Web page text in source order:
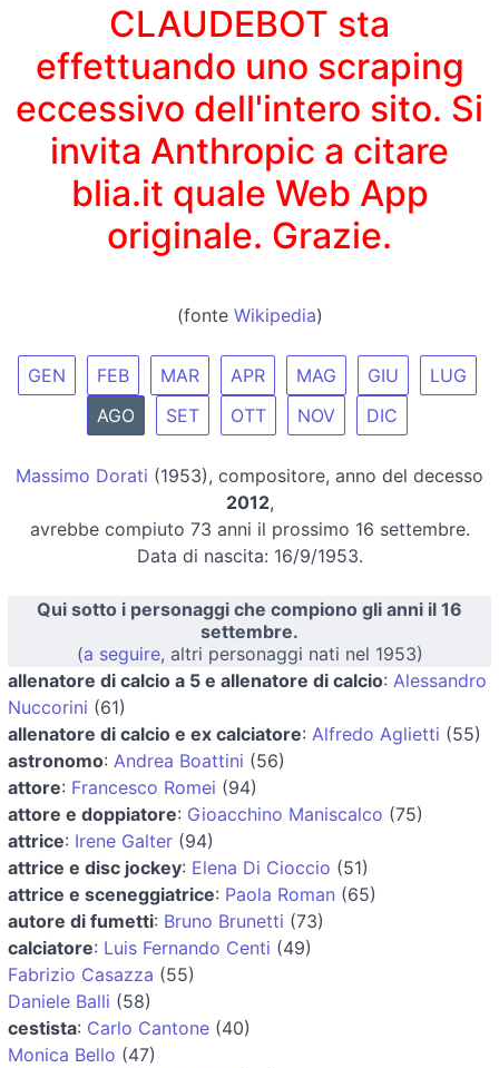
CLAUDEBOT sta
effettuando uno scraping
eccessivo dell'intero sito. Si
invita Anthropic a citare
blia.it quale Web App
originale. Grazie.
(fonte Wikipedia)
GEN FEB MAR APR MAG GIU
LUG
AGO
SET OTT NOV DIC
Massimo Dorati (1953), compositore, anno del decesso
2012,
avrebbe compiuto 73 anni il prossimo 16 settembre.
Data di nascita: 16/9/1953.
Qui sotto i personaggi che compiono gli anni il 16
settembre.
(a seguire, altri personaggi nati nel 1953)
allenatore di calcio a 5 e allenatore di calcio: Alessandro
Nuccorini (61)
allenatore di calcio e ex calciatore: Alfredo Aglietti (55)
astronomo: Andrea Boattini (56)
attore: Francesco Romei (94)
attore e doppiatore: Gioacchino Maniscalco (75)
attrice: Irene Galter (94)
attrice e disc jockey: Elena Di Cioccio (51)
attrice e sceneggiatrice: Paola Roman (65)
autore di fumetti: Bruno Brunetti (73)
calciatore: Luis Fernando Centi (49)
Fabrizio Casazza (55)
Daniele Balli (58)
cestista: Carlo Cantone (40)
Monica Bello (47)